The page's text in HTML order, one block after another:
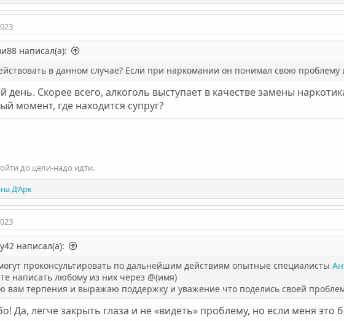
написал(а):
в данном случае? Если при наркомании он понимал свою
день. Скорее всего, алкоголь выступает в качестве замены
момент, где находится супруг?
до цели-надо идти.
Д’Арк
написал(а):
проконсультировать по дальнейшим действиям опытные специалисты
написать любому из них через @(имя)
вам терпения и выражаю поддержку и уважение что поделись своей
Да, легче закрыть глаза и не «видеть» проблему, но если меня